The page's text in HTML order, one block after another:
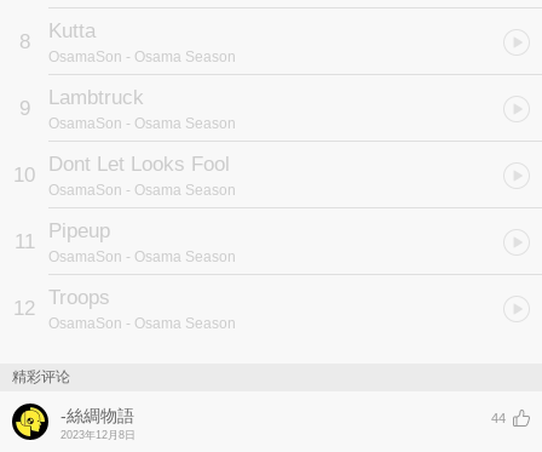
8 Kutta
OsamaSon - Osama Season
9 Lambtruck
OsamaSon - Osama Season
10 Dont Let Looks Fool
OsamaSon - Osama Season
11 Pipeup
OsamaSon - Osama Season
12 Troops
OsamaSon - Osama Season
精彩评论
-絲綢物語
2023年12月8日
44